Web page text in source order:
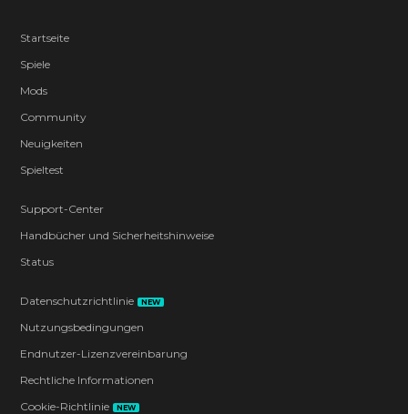
Startseite
Spiele
Mods
Community
Neuigkeiten
Spieltest
Support-Center
Handbücher und Sicherheitshinweise
Status
Datenschutzrichtlinie NEW
Nutzungsbedingungen
Endnutzer-Lizenzvereinbarung
Rechtliche Informationen
Cookie-Richtlinie
NEW